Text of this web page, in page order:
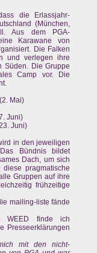
die Erlassjahr-
(München,
Aus dem PGA-
Karawane von
Die Falken
und verlegen ihre
Süden. Die Gruppe
Camp vor. Die
Mai)
Juni)
Juni)
in den jeweiligen
Bündnis bildet
Dach, um sich
pragmatische
Gruppen auf ihre
frühzeitige
mailing-liste fände
WEED finde ich
Presseerklärungen
mit den nicht-